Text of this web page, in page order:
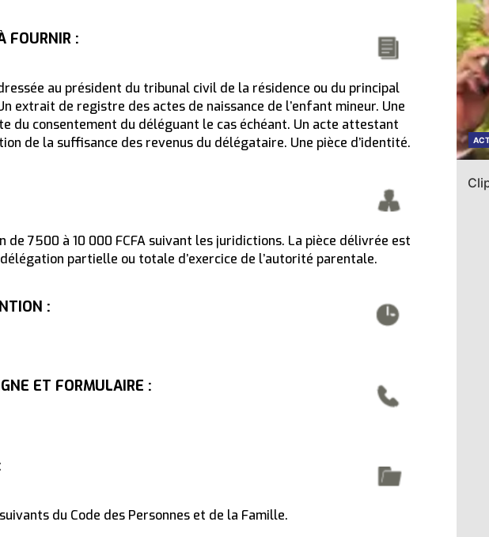
FOURNIR :
au président du tribunal civil de la résidence ou du principal
extrait de registre des actes de naissance de l’enfant mineur. Une
du consentement du déléguant le cas échéant. Un acte attestant
de la suffisance des revenus du délégataire. Une pièce d’identité.
de 7500 à 10 000 FCFA suivant les juridictions. La pièce délivrée est
partielle ou totale d’exercice de l’autorité parentale.
:
ET FORMULAIRE :
du Code des Personnes et de la Famille.
ACTUALITÉ